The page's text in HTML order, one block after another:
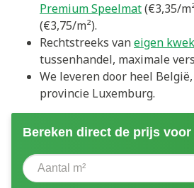
Premium Speelmat(€3,35/
(€3,75/m²).
Rechtstreeks vaneigen
tussenhandel, maximale
We leveren door heel
provincie Luxemburg.
Bereken direct de prijs